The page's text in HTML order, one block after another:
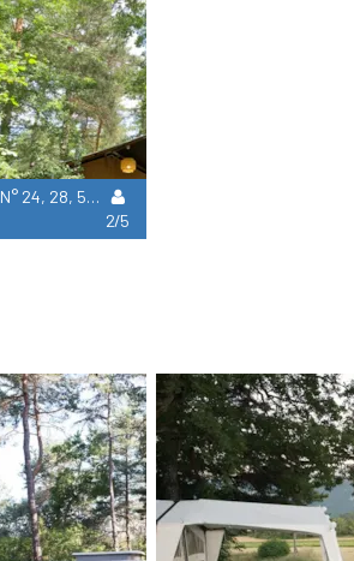
Lodge Forest N° 24, 28, 57, 60, 62, 108, 126, 166, 166-1, 179, 179-1-
2/5